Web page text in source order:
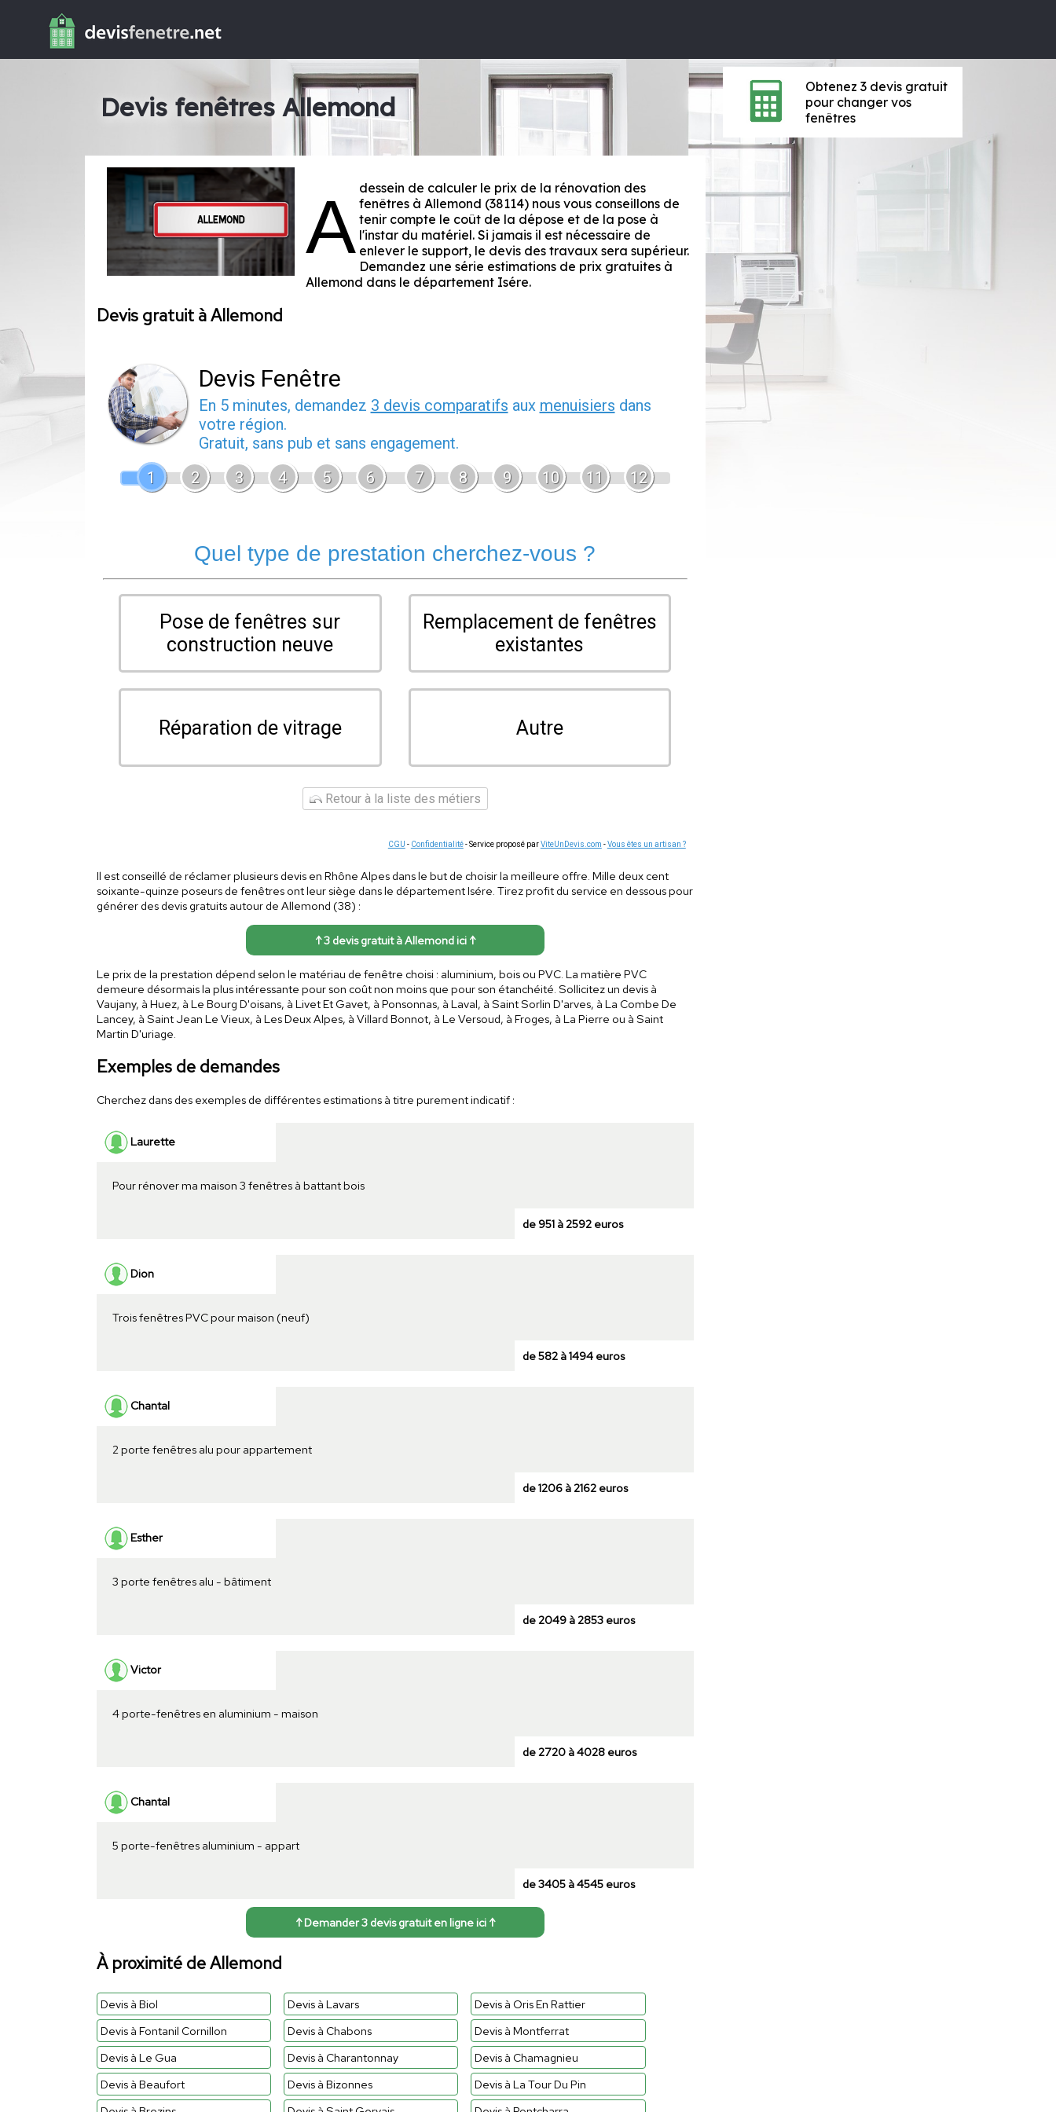
Devis fenêtres Allemond
A dessein de calculer le prix de la rénovation des
fenêtres à Allemond (38114) nous vous conseillons de
tenir compte le coût de la dépose et de la pose à
l'instar du matériel. Si jamais il est nécessaire de
enlever le support, le devis des travaux sera supérieur.
Demandez une série estimations de prix gratuites à
Allemond dans le département Isére.
Devis gratuit à Allemond
Devis Fenêtre
En 5 minutes, demandez 3 devis comparatifs aux menuisiers dans
votre région.
Gratuit, sans pub et sans engagement.
1
2 3 4 5 6 7 8 9 10 11 12
Quel type de prestation cherchez-vous ?
Pose de fenêtres sur
construction neuve
Remplacement de fenêtres
existantes
Réparation de vitrage Autre
Retour à la liste des métiers
CGU - Confidentialité- Service proposé parViteUnDevis.com -Vous êtes un artisan ?
Il est conseillé de réclamer plusieurs devis en Rhône Alpes dans le but de choisir la meilleure offre. Mille deux cent
soixante-quinze poseurs de fenêtres ont leur siège dans le département Isére. Tirez profit du service en dessous pour
générer des devis gratuits autour de Allemond (38) :
↑ 3 devis gratuit à Allemond ici ↑
Le prix de la prestation dépend selon le matériau de fenêtre choisi : aluminium, bois ou PVC. La matière PVC
demeure désormais la plus intéressante pour son coût non moins que pour son étanchéité. Sollicitez un devis à
Vaujany, à Huez, à Le Bourg D'oisans, à Livet Et Gavet, à Ponsonnas, à Laval, à Saint Sorlin D'arves, à La Combe De
Lancey, à Saint Jean Le Vieux, à Les Deux Alpes, à Villard Bonnot, à Le Versoud, à Froges, à La Pierre ou à Saint
Martin D'uriage.
Exemples de demandes
Cherchez dans des exemples de différentes estimations à titre purement indicatif :
Laurette
Pour rénover ma maison 3 fenêtres à battant bois
de 951 à 2592 euros
Dion
Trois fenêtres PVC pour maison (neuf)
de 582 à 1494 euros
Chantal
2 porte fenêtres alu pour appartement
de 1206 à 2162 euros
Esther
3 porte fenêtres alu - bâtiment
de 2049 à 2853 euros
Victor
4 porte-fenêtres en aluminium - maison
de 2720 à 4028 euros
Chantal
5 porte-fenêtres aluminium - appart
de 3405 à 4545 euros
↑ Demander 3 devis gratuit en ligne ici ↑
À proximité de Allemond
Devis à Biol Devis à Lavars
Devis à Oris En Rattier
Devis à Fontanil Cornillon
Devis à Chabons
Devis à Montferrat
Devis à Le Gua
Devis à Charantonnay
Devis à Chamagnieu
Devis à Beaufort
Devis à Bizonnes
Devis à La Tour Du Pin
Obtenez 3 devis gratuit
pour changer vos
fenêtres